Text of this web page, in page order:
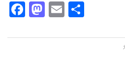
Facebook
Mastodon
Email